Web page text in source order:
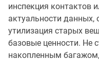
инспекция контактов
актуальности данных,
утилизация старых
базовые ценности. Не
накопленным